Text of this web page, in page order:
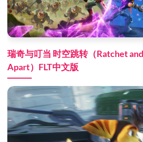
瑞奇与叮当 时空跳转（Ratchet
Apart）FLT中文版